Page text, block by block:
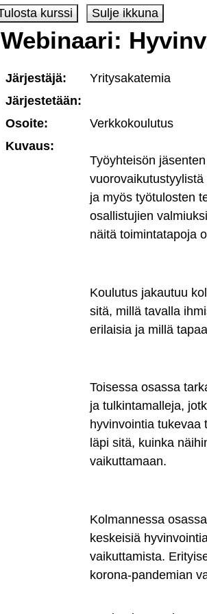
Webinaari:
Järjestäjä:
Yritysakatemia
Järjestetään:
Osoite:
Verkkokoulutus
Kuvaus:
Työyhteisön
ja myös työtulosten
osallistujien
näitä toimintatapoja
Koulutus jakautuu
sitä, millä tavalla
erilaisia ja millä
Toisessa osassa
ja tulkintamalleja,
hyvinvointia tukevaa
läpi sitä, kuinka
vaikuttamaan.
Kolmannessa
keskeisiä
vaikuttamista.
korona-pandemian